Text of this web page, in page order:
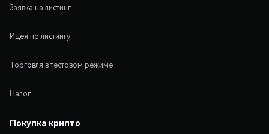
Заявка на листинг
Идея по листингу
Торговля в тестовом режиме
Налог
Покупка крипто